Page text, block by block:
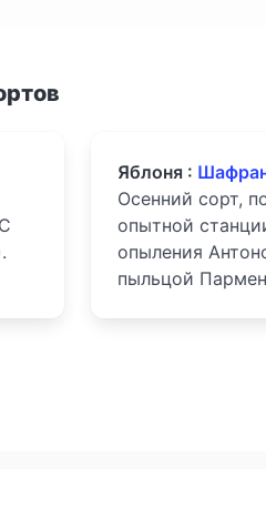
Яблоня :
Осенний сорт,
опытной
опыления
пыльцой